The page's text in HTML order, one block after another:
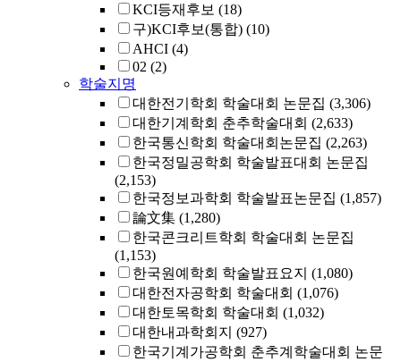
KCI등재후보 (18)
구)KCI후보(통합) (10)
AHCI (4)
02 (2)
학술지명
대한전기학회 학술대회 논문집 (3,306)
대한기계학회 춘추학술대회 (2,633)
한국통신학회 학술대회논문집 (2,263)
한국정밀공학회 학술발표대회 논문집
(2,153)
한국정보과학회 학술발표논문집 (1,857)
論文集 (1,280)
한국콘크리트학회 학술대회 논문집
(1,153)
한국원예학회 학술발표요지 (1,080)
대한전자공학회 학술대회 (1,076)
대한토목학회 학술대회 (1,032)
대한내과학회지 (927)
한국기계가공학회 춘추계학술대회 논문